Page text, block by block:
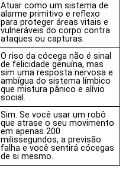
Atuar como um sistema de
alarme primitivo e reflexo
para proteger áreas vitais e
vulneráveis do corpo contra
ataques ou capturas.
O riso da cócega não é sinal
de felicidade genuína, mas
sim uma resposta nervosa e
ambígua do sistema límbico
que mistura pânico e alívio
social.
Sim. Se você usar um robô
que atrase o seu movimento
em apenas 200
milissegundos, a previsão
falha e você sentirá cócegas
de si mesmo.